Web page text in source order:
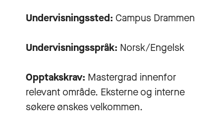
Undervisningssted: Campus Drammen
Undervisningsspråk: Norsk/Engelsk
Opptakskrav: Mastergrad innenfor
relevant område. Eksterne og interne
søkere ønskes velkommen.